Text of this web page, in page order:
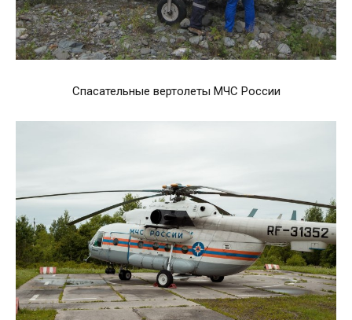
Спасательные вертолеты МЧС России